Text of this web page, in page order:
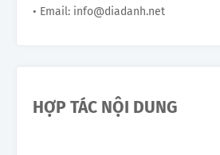
• Email: info@diadanh.net
HỢP TÁC NỘI DUNG